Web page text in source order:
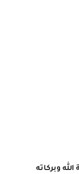
وبركاته